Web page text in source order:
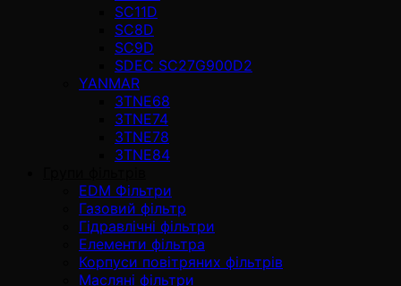
SC11D
SC8D
SC9D
SDEC SC27G900D2
YANMAR
3TNE68
3TNE74
3TNE78
3TNE84
EDM Фільтри
Газовий фільтр
Гідравлічні фільтри
Елементи фільтра
Корпуси повітряних фільтрів
Масляні фільтри